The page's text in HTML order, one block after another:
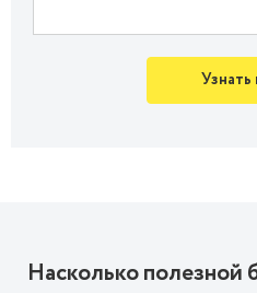
Узнать
Насколько полезной